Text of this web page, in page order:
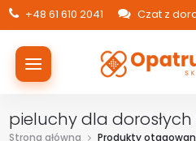
+48 61 610 2041 Czat z
pieluchy dla dorosłych
Strona główna Produkty